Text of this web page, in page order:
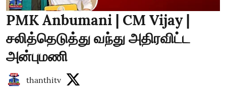
PMK Anbumani | CM Vijay |
சலித்தெடுத்து வந்து அதிரவிட்ட
அன்புமணி
thanthitv